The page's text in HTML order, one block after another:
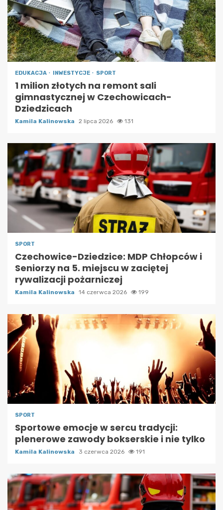
EDUKACJA INWESTYCJE SPORT
1 milion złotych na remont sali
gimnastycznej w Czechowicach-
Dziedzicach
Kamila Kalinowska 2 lipca 2026 131
SPORT
Czechowice-Dziedzice: MDP Chłopców i
Seniorzy na 5. miejscu w zaciętej
rywalizacji pożarniczej
Kamila Kalinowska 14 czerwca 2026 199
SPORT
Sportowe emocje w sercu tradycji:
plenerowe zawody bokserskie i nie tylko
Kamila Kalinowska 3 czerwca 2026 191